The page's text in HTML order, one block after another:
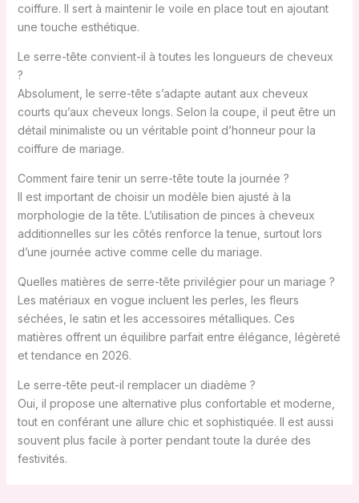
coiffure. Il sert à maintenir le voile en place tout en ajoutant
une touche esthétique.
Le serre-tête convient-il à toutes les longueurs de cheveux
?
Absolument, le serre-tête s’adapte autant aux cheveux
courts qu’aux cheveux longs. Selon la coupe, il peut être un
détail minimaliste ou un véritable point d’honneur pour la
coiffure de mariage.
Comment faire tenir un serre-tête toute la journée ?
Il est important de choisir un modèle bien ajusté à la
morphologie de la tête. L’utilisation de pinces à cheveux
additionnelles sur les côtés renforce la tenue, surtout lors
d’une journée active comme celle du mariage.
Quelles matières de serre-tête privilégier pour un mariage ?
Les matériaux en vogue incluent les perles, les fleurs
séchées, le satin et les accessoires métalliques. Ces
matières offrent un équilibre parfait entre élégance, légèreté
et tendance en 2026.
Le serre-tête peut-il remplacer un diadème ?
Oui, il propose une alternative plus confortable et moderne,
tout en conférant une allure chic et sophistiquée. Il est aussi
souvent plus facile à porter pendant toute la durée des
festivités.